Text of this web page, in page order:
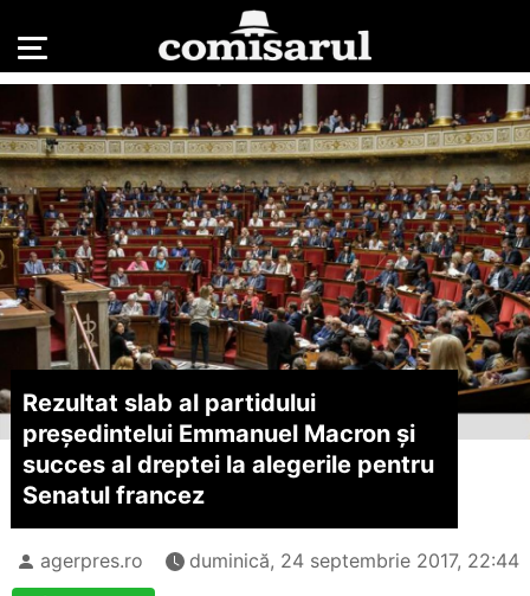
Rezultat slab al partidului
președintelui Emmanuel Macron și
succes al dreptei la alegerile pentru
Senatul francez
agerpres.ro duminică, 24 septembrie 2017, 22:44